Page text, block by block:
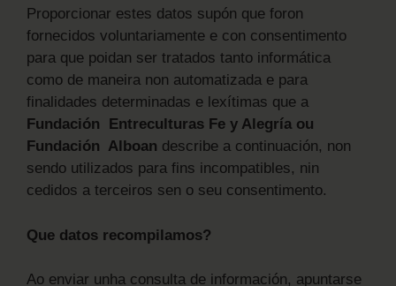
Proporcionar estes datos supón que foron
fornecidos voluntariamente e con consentimento
para que poidan ser tratados tanto informática
como de maneira non automatizada e para
finalidades determinadas e lexítimas que a
Fundación Entreculturas Fe y Alegría ou
Fundación Alboan describe a continuación, non
sendo utilizados para fins incompatibles, nin
cedidos a terceiros sen o seu consentimento.
Que datos recompilamos?
Ao enviar unha consulta de información, apuntarse